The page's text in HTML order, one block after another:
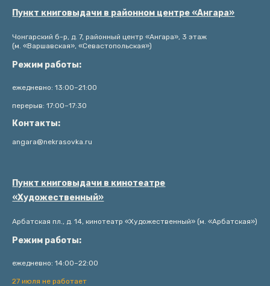
Пункт книговыдачи в районном центре «Ангара»
Чонгарский б-р, д. 7, районный центр «Ангара», 3 этаж
(м. «Варшавская», «Севастопольская»)
Режим работы:
ежедневно: 13:00–21:00
перерыв: 17:00–17:30
Контакты:
angara@nekrasovka.ru
Пункт книговыдачи в кинотеатре
«Художественный»
Арбатская пл., д. 14, кинотеатр «Художественный» (м. «Арбатская»)
Режим работы:
ежедневно: 14:00–22:00
27 июля не работает